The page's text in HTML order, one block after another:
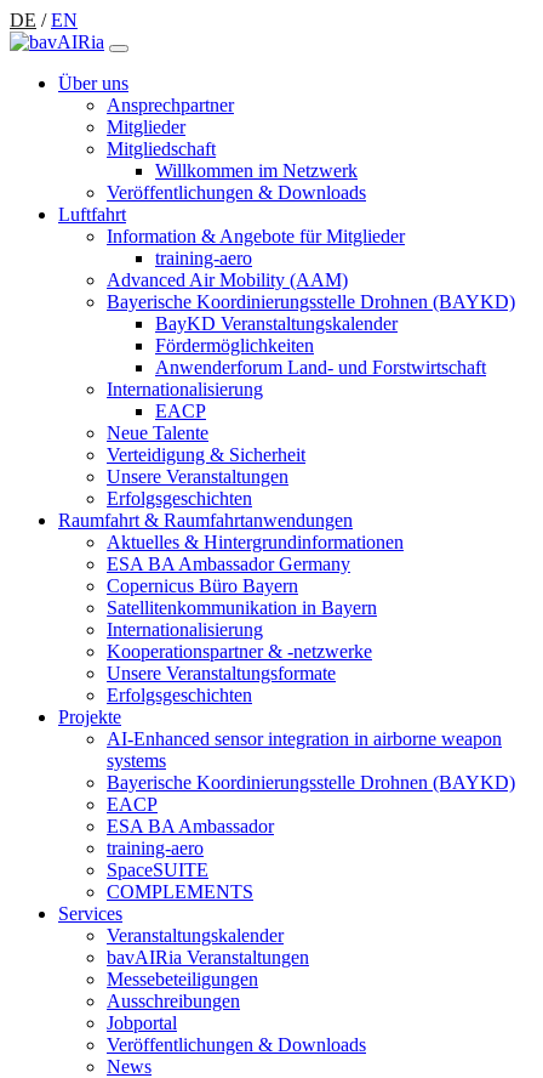
DE /EN
Über uns
Ansprechpartner
Mitglieder
Mitgliedschaft
Willkommen im Netzwerk
Veröffentlichungen & Downloads
Luftfahrt
Information & Angebote für Mitglieder
training-aero
Advanced Air Mobility (AAM)
Bayerische Koordinierungsstelle Drohnen (BAYKD)
BayKD Veranstaltungskalender
Fördermöglichkeiten
Anwenderforum Land- und Forstwirtschaft
Internationalisierung
EACP
Neue Talente
Verteidigung & Sicherheit
Unsere Veranstaltungen
Erfolgsgeschichten
Raumfahrt & Raumfahrtanwendungen
Aktuelles & Hintergrundinformationen
ESA BA Ambassador Germany
Copernicus Büro Bayern
Satellitenkommunikation in Bayern
Internationalisierung
Kooperationspartner & -netzwerke
Unsere Veranstaltungsformate
Erfolgsgeschichten
Projekte
AI-Enhanced sensor integration in airborne weapon
systems
Bayerische Koordinierungsstelle Drohnen (BAYKD)
EACP
ESA BA Ambassador
training-aero
SpaceSUITE
COMPLEMENTS
Services
Veranstaltungskalender
bavAIRia Veranstaltungen
Messebeteiligungen
Ausschreibungen
Jobportal
Veröffentlichungen & Downloads
News